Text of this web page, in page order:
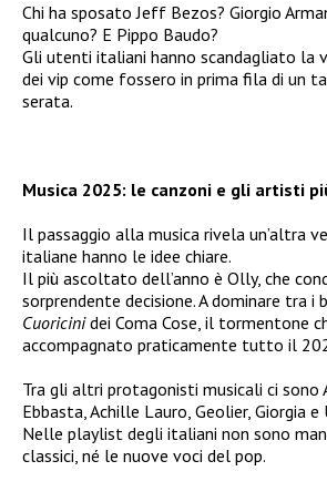
Chi ha sposato Jeff Bezos? Giorgio
qualcuno? E Pippo Baudo?
Gli utenti italiani hanno scandagliato la
dei vip come fossero in prima fila di un
serata.
Musica 2025: le canzoni e gli artisti
Il passaggio alla musica rivela un’altra
italiane hanno le idee chiare.
Il più ascoltato dell’anno è Olly, che
sorprendente decisione. A dominare tra i
Cuoricinidei Coma Cose, il tormentone
accompagnato praticamente tutto il
Tra gli altri protagonisti musicali ci sono
Ebbasta, Achille Lauro, Geolier, Giorgia
Nelle playlist degli italiani non sono
classici, né le nuove voci del pop.